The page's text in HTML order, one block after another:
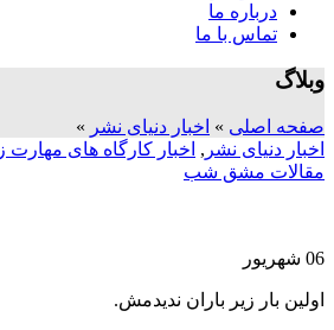
درباره ما
تماس با ما
وبلاگ
صفحه اصلی » اخبار دنیای نشر »
اخبار دنیای نشر , اخبار کارگاه های مهارت
مقالات مشق شب
06 شهریور
اولین بار زیر باران ندیدمش.